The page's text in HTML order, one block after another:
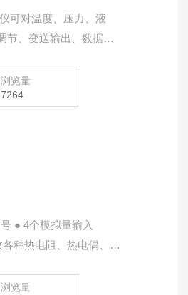
可对温度、压力、液
节、变送输出、数据采
浏览量
7264
种热电阻、热电偶、标
浏览量